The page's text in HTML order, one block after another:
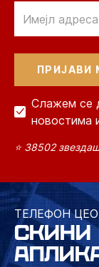
Слажем се
новостима
⭐ 38502
ТЕЛЕФОН
СКИНИ